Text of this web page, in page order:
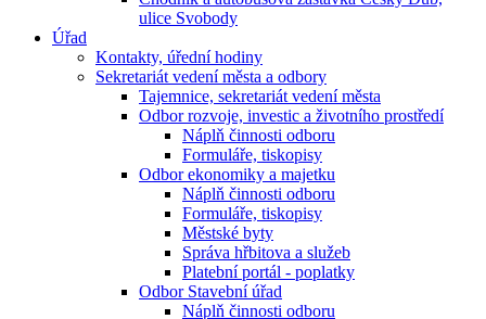
ulice Svobody
Úřad
Kontakty, úřední hodiny
Sekretariát vedení města a odbory
Tajemnice, sekretariát vedení města
Odbor rozvoje, investic a životního prostředí
Náplň činnosti odboru
Formuláře, tiskopisy
Odbor ekonomiky a majetku
Náplň činnosti odboru
Formuláře, tiskopisy
Městské byty
Správa hřbitova a služeb
Platební portál - poplatky
Odbor Stavební úřad
Náplň činnosti odboru